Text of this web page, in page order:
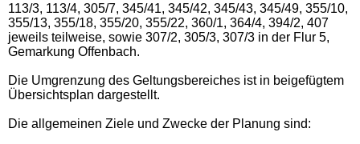
113/3, 113/4, 305/7, 345/41, 345/42, 345/43, 345/49, 355/10,
355/13, 355/18, 355/20, 355/22, 360/1, 364/4, 394/2, 407
jeweils teilweise, sowie 307/2, 305/3, 307/3 in der Flur 5,
Gemarkung Offenbach.
Die Umgrenzung des Geltungsbereiches ist in beigefügtem
Übersichtsplan dargestellt.
Die allgemeinen Ziele und Zwecke der Planung sind: